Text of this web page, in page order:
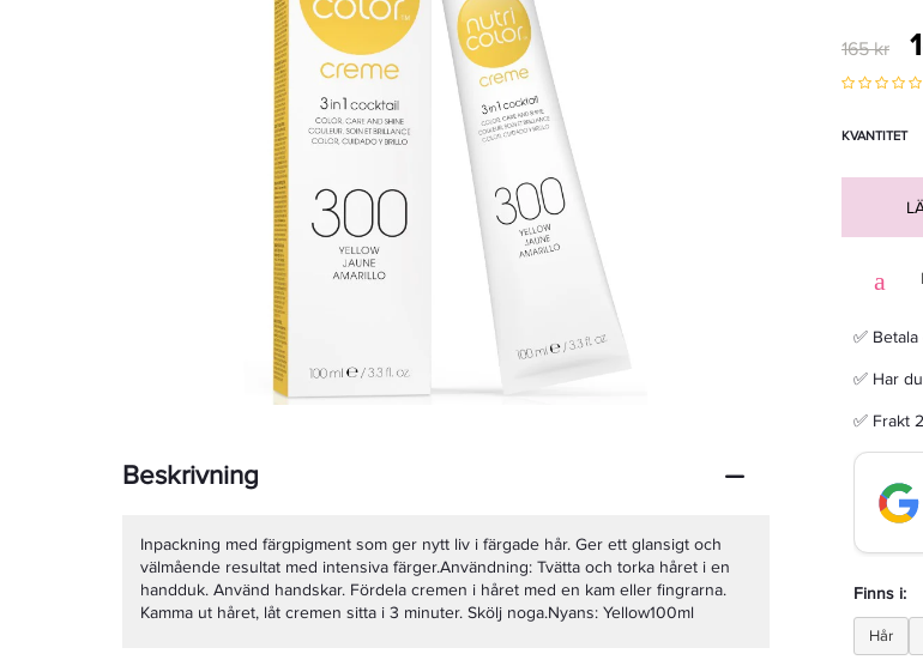
233,75 kr
Beskrivning
Inpackning med färgpigment som ger nytt liv i färgade hår. Ger ett glansigt och
välmående resultat med intensiva färger.Användning: Tvätta och torka håret i en
handduk. Använd handskar. Fördela cremen i håret med en kam eller fingrarna.
Kamma ut håret, låt cremen sitta i 3 minuter. Skölj noga.Nyans: Yellow100ml
165 kr
KVANTITET
✅
✅ Har
✅ Frakt
Finns i:
Hår